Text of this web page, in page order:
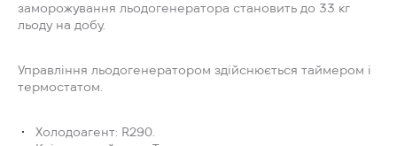
заморожування льодогенератора становить до 33 кг
льоду на добу.
Управління льодогенератором здійснюється таймером і
термостатом.
Холодоагент: R290.